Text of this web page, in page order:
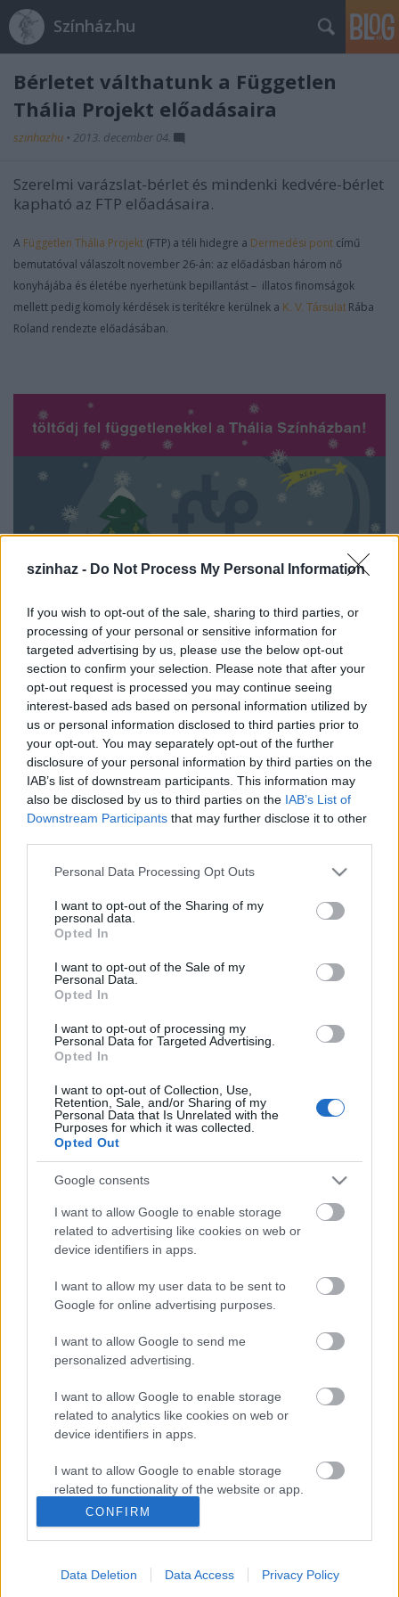
szinhaz - Do Not Process My Personal Information
If you wish to opt-out of the sale, sharing to third parties, or
processing of your personal or sensitive information for
targeted advertising by us, please use the below opt-out
section to confirm your selection. Please note that after your
opt-out request is processed you may continue seeing
interest-based ads based on personal information utilized by
us or personal information disclosed to third parties prior to
your opt-out. You may separately opt-out of the further
disclosure of your personal information by third parties on the
IAB’s list of downstream participants. This information may
also be disclosed by us to third parties on the IAB’s List of
Downstream Participants that may further disclose it to other
Please note that this website/app uses one or more Google
not limited to your visit or usage behaviour. You may click to
grant or deny consent to Google and its third-party tags to
use your data for below specified purposes in below Google
consent section.
Personal Data Processing Opt Outs
I want to opt-out of the Sharing of my
personal data.
Opted In
I want to opt-out of the Sale of my
Personal Data.
Opted In
I want to opt-out of processing my
Personal Data for Targeted Advertising.
Opted In
I want to opt-out of Collection, Use,
Retention, Sale, and/or Sharing of my
Personal Data that Is Unrelated with the
Purposes for which it was collected.
Opted Out
Google consents
I want to allow Google to enable storage
related to advertising like cookies on web or
device identifiers in apps.
I want to allow my user data to be sent to
Google for online advertising purposes.
I want to allow Google to send me
personalized advertising.
I want to allow Google to enable storage
related to analytics like cookies on web or
device identifiers in apps.
I want to allow Google to enable storage
related to functionality of the website or app.
I want to allow Google to enable storage
related to personalization.
I want to allow Google to enable storage
CONFIRM
Data Deletion Data Access Privacy Policy
Színház.hu
Bérletet válthatunk a Független
Thália Projekt előadásaira
szinhazhu • 2013. december 04.
Szerelmi varázslat-bérlet és mindenki kedvére-bérlet
kapható az FTP előadásaira.
A Független Thália Projekt (FTP) a téli hidegre a Dermedési pont című
bemutatóval válaszolt november 26-án: az előadásban három nő
konyhájába és életébe nyerhetünk bepillantást – illatos finomságok
mellett pedig komoly kérdések is terítékre kerülnek a K. V. Társulat Rába
Roland rendezte előadásában.
Az FTP meglepetéssel készült az ünnepekre: két
kedvezményes bérlettel töltötte fel a kínálatot. A
ajándék lehet a színház kedvelőinek.
Aki kedvesével, barátokkal menne színházba, annak
Szerelmi varázslat-bérletet
Telefondoktor-a megismerkedéstől kezdve egészen a
házasságig követi a szerelem állomásait, sok
Annak, aki spontán szeret dönteni, a
kedvére-bérletetszánják, ami két szabadon
választott FTP-előadásra szól. Ez bérlet a már futó
előadások mellett a jövő évi bemutatókra is
felhasználható.
Bővebb információk, további jegyek, kedvezmények:
www.thalia.hu
Ajánlott bejegyzések:
Nagy sikerrel zárult a Veszprémi Petőfi
Színház érzékenyítő fesztiválja